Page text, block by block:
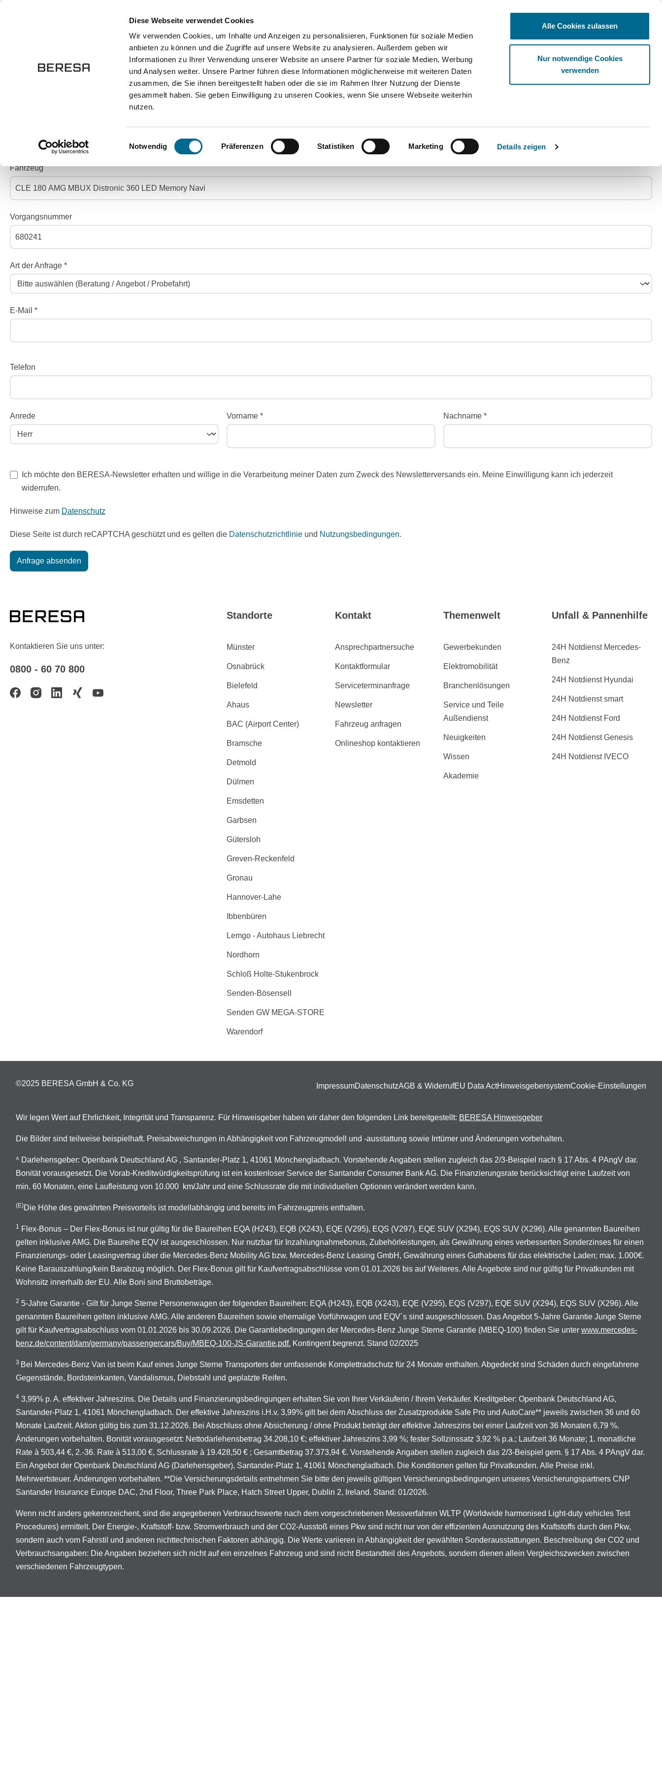
Diese Webseite verwendet Cookies
Wir verwenden Cookies, um Inhalte und Anzeigen zu personalisieren, Funktionen für soziale Medien
anbieten zu können und die Zugriffe auf unsere Website zu analysieren. Außerdem geben wir
Informationen zu Ihrer Verwendung unserer Website an unsere Partner für soziale Medien, Werbung
und Analysen weiter. Unsere Partner führen diese Informationen möglicherweise mit weiteren Daten
zusammen, die Sie ihnen bereitgestellt haben oder die sie im Rahmen Ihrer Nutzung der Dienste
gesammelt haben. Sie geben Einwilligung zu unseren Cookies, wenn Sie unsere Webseite weiterhin
nutzen.
Einwilligungsauswahl
Notwendig Präferenzen Statistiken Marketing Details zeigen
Alle Cookies zulassen
Nur notwendige Cookies
verwenden
Onlineshop
JETZT FAHRZEUG ANFRAGEN
Fahrzeug
Vorgangsnummer
Art der Anfrage *
E-Mail *
Telefon
Anrede Vorname * Nachname *
Ich möchte den BERESA-Newsletter erhalten und willige in die Verarbeitung meiner Daten zum Zweck des Newsletterversands ein. Meine Einwilligung kann ich jederzeit
widerrufen.
Hinweise zum Datenschutz
Diese Seite ist durch reCAPTCHA geschützt und es gelten die Datenschutzrichtlinie und Nutzungsbedingungen.
Anfrage absenden
Kontaktieren Sie uns unter:
0800 - 60 70 800
Standorte
Münster
Osnabrück
Bielefeld
Ahaus
BAC (Airport Center)
Bramsche
Detmold
Dülmen
Emsdetten
Garbsen
Gütersloh
Greven-Reckenfeld
Gronau
Hannover-Lahe
Ibbenbüren
Lemgo - Autohaus Liebrecht
Nordhorn
Schloß Holte-Stukenbrock
Senden-Bösensell
Senden GW MEGA-STORE
Warendorf
Kontakt
Ansprechpartnersuche
Kontaktformular
Serviceterminanfrage
Newsletter
Fahrzeug anfragen
Onlineshop kontaktieren
Themenwelt
Gewerbekunden
Elektromobilität
Branchenlösungen
Service und Teile
Außendienst
Neuigkeiten
Wissen
Akademie
Unfall & Pannenhilfe
24H Notdienst Mercedes-
Benz
24H Notdienst Hyundai
24H Notdienst smart
24H Notdienst Ford
24H Notdienst Genesis
24H Notdienst IVECO
©2025 BERESA GmbH & Co. KG ImpressumDatenschutzAGB & WiderrufEU Data ActHinweisgebersystemCookie-Einstellungen
Wir legen Wert auf Ehrlichkeit, Integrität und Transparenz. Für Hinweisgeber haben wir daher den folgenden Link bereitgestellt: BERESA Hinweisgeber
Die Bilder sind teilweise beispielhaft. Preisabweichungen in Abhängigkeit von Fahrzeugmodell und -ausstattung sowie Irrtümer und Änderungen vorbehalten.
A
Darlehensgeber: Openbank Deutschland AG , Santander-Platz 1, 41061 Mönchengladbach. Vorstehende Angaben stellen zugleich das 2/3-Beispiel nach § 17 Abs. 4 PAngV dar.
Bonität vorausgesetzt. Die Vorab-Kreditwürdigkeitsprüfung ist ein kostenloser Service der Santander Consumer Bank AG. Die Finanzierungsrate berücksichtigt eine Laufzeit von
min. 60 Monaten, eine Laufleistung von 10.000 km/Jahr und eine Schlussrate die mit individuellen Optionen verändert werden kann.
(E)Die Höhe des gewährten Preisvorteils ist modellabhängig und bereits im Fahrzeugpreis enthalten.
1 Flex-Bonus – Der Flex-Bonus ist nur gültig für die Baureihen EQA (H243), EQB (X243), EQE (V295), EQS (V297), EQE SUV (X294), EQS SUV (X296). Alle genannten Baureihen
gelten inklusive AMG. Die Baureihe EQV ist ausgeschlossen. Nur nutzbar für Inzahlungnahmebonus, Zubehörleistungen, als Gewährung eines verbesserten Sonderzinses für einen
Finanzierungs- oder Leasingvertrag über die Mercedes-Benz Mobility AG bzw. Mercedes-Benz Leasing GmbH, Gewährung eines Guthabens für das elektrische Laden; max. 1.000€.
Keine Barauszahlung/kein Barabzug möglich. Der Flex-Bonus gilt für Kaufvertragsabschlüsse vom 01.01.2026 bis auf Weiteres. Alle Angebote sind nur gültig für Privatkunden mit
Wohnsitz innerhalb der EU. Alle Boni sind Bruttobeträge.
2 5-Jahre Garantie - Gilt für Junge Sterne Personenwagen der folgenden Baureihen: EQA (H243), EQB (X243), EQE (V295), EQS (V297), EQE SUV (X294), EQS SUV (X296). Alle
genannten Baureihen gelten inklusive AMG. Alle anderen Baureihen sowie ehemalige Vorführwagen und EQV´s sind ausgeschlossen. Das Angebot 5-Jahre Garantie Junge Sterne
gilt für Kaufvertragsabschluss vom 01.01.2026 bis 30.09.2026. Die Garantiebedingungen der Mercedes-Benz Junge Sterne Garantie (MBEQ-100) finden Sie unter www.mercedes-
benz.de/content/dam/germany/passengercars/Buy/MBEQ-100-JS-Garantie.pdf. Kontingent begrenzt. Stand 02/2025
3 Bei Mercedes-Benz Van ist beim Kauf eines Junge Sterne Transporters der umfassende Komplettradschutz für 24 Monate enthalten. Abgedeckt sind Schäden durch eingefahrene
Gegenstände, Bordsteinkanten, Vandalismus, Diebstahl und geplatzte Reifen.
4 3,99% p. A. effektiver Jahreszins. Die Details und Finanzierungsbedingungen erhalten Sie von Ihrer Verkäuferin / Ihrem Verkäufer. Kreditgeber: Openbank Deutschland AG,
Santander-Platz 1, 41061 Mönchengladbach. Der effektive Jahreszins i.H.v. 3,99% gilt bei dem Abschluss der Zusatzprodukte Safe Pro und AutoCare** jeweils zwischen 36 und 60
Monate Laufzeit. Aktion gültig bis zum 31.12.2026. Bei Abschluss ohne Absicherung / ohne Produkt beträgt der effektive Jahreszins bei einer Laufzeit von 36 Monaten 6,79 %.
Änderungen vorbehalten. Bonität vorausgesetzt: Nettodarlehensbetrag 34.208,10 €; effektiver Jahreszins 3,99 %; fester Sollzinssatz 3,92 % p.a.; Laufzeit 36 Monate; 1. monatliche
Rate à 503,44 €, 2.-36. Rate à 513,00 €, Schlussrate à 19.428,50 € ; Gesamtbetrag 37.373,94 €. Vorstehende Angaben stellen zugleich das 2/3-Beispiel gem. § 17 Abs. 4 PAngV dar.
Ein Angebot der Openbank Deutschland AG (Darlehensgeber), Santander-Platz 1, 41061 Mönchengladbach. Die Konditionen gelten für Privatkunden. Alle Preise inkl.
Mehrwertsteuer. Änderungen vorbehalten. **Die Versicherungsdetails entnehmen Sie bitte den jeweils gültigen Versicherungsbedingungen unseres Versicherungspartners CNP
Santander Insurance Europe DAC, 2nd Floor, Three Park Place, Hatch Street Upper, Dublin 2, Ireland. Stand: 01/2026.
Wenn nicht anders gekennzeichent, sind die angegebenen Verbrauchswerte nach dem vorgeschriebenen Messverfahren WLTP (Worldwide harmonised Light-duty vehicles Test
Procedures) ermittelt. Der Energie-, Kraftstoff- bzw. Stromverbrauch und der CO2-Ausstoß eines Pkw sind nicht nur von der effizienten Ausnutzung des Kraftstoffs durch den Pkw,
sondern auch vom Fahrstil und anderen nichttechnischen Faktoren abhängig. Die Werte variieren in Abhängigkeit der gewählten Sonderausstattungen. Beschreibung der CO2 und
Verbrauchsangaben: Die Angaben beziehen sich nicht auf ein einzelnes Fahrzeug und sind nicht Bestandteil des Angebots, sondern dienen allein Vergleichszwecken zwischen
verschiedenen Fahrzeugtypen.